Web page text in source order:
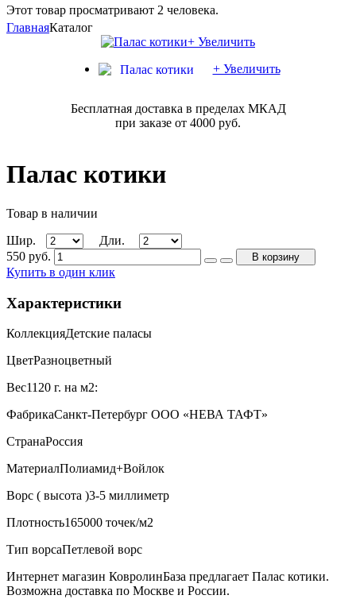
Этот товар просматривают 2 человека.
ГлавнаяКаталог
+ Увеличить
+ Увеличить
Бесплатная доставка в пределах МКАД
при заказе от 4000 руб.
Палас котики
Товар в наличии
Шир.
Дли.
550 руб. В корзину
Купить в один клик
Характеристики
КоллекцияДетские паласы
ЦветРазноцветный
Вес1120 г. на м2:
ФабрикаСанкт-Петербург ООО «НЕВА ТАФТ»
СтранаРоссия
МатериалПолиамид+Войлок
Ворс ( высота )3-5 миллиметр
Плотность165000 точек/м2
Тип ворсаПетлевой ворс
Интернет магазин КовролинБаза предлагает Палас котики.
Возможна доставка по Москве и России.